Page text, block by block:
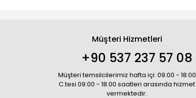
Müşteri Hizmetleri
+90 537 237 57 08
Müşteri temsilcilerimiz hafta içi: 09:00 - 18:00
C.tesi 09:00 - 18:00 saatleri arasında hizmet
vermektedir.